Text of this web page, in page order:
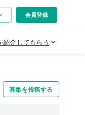
募集を投稿する